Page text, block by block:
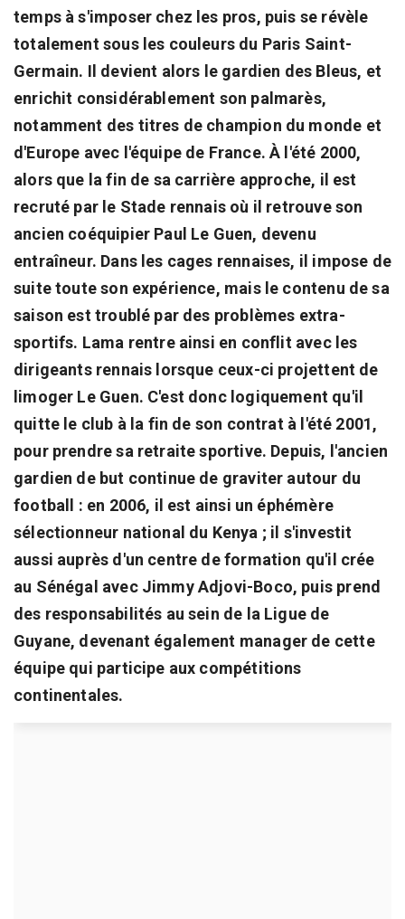
temps à s'imposer chez les pros, puis se révèle
totalement sous les couleurs du Paris Saint-
Germain. Il devient alors le gardien des Bleus, et
enrichit considérablement son palmarès,
notamment des titres de champion du monde et
d'Europe avec l'équipe de France. À l'été 2000,
alors que la fin de sa carrière approche, il est
recruté par le Stade rennais où il retrouve son
ancien coéquipier Paul Le Guen, devenu
entraîneur. Dans les cages rennaises, il impose de
suite toute son expérience, mais le contenu de sa
saison est troublé par des problèmes extra-
sportifs. Lama rentre ainsi en conflit avec les
dirigeants rennais lorsque ceux-ci projettent de
limoger Le Guen. C'est donc logiquement qu'il
quitte le club à la fin de son contrat à l'été 2001,
pour prendre sa retraite sportive. Depuis, l'ancien
gardien de but continue de graviter autour du
football : en 2006, il est ainsi un éphémère
sélectionneur national du Kenya ; il s'investit
aussi auprès d'un centre de formation qu'il crée
au Sénégal avec Jimmy Adjovi-Boco, puis prend
des responsabilités au sein de la Ligue de
Guyane, devenant également manager de cette
équipe qui participe aux compétitions
continentales.